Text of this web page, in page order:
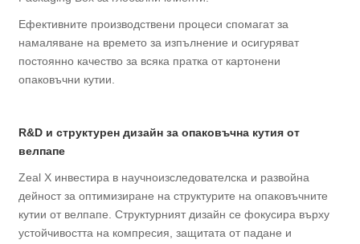
Ефективните производствени процеси спомагат за
намаляване на времето за изпълнение и осигуряват
постоянно качество за всяка пратка от картонени
опаковъчни кутии.
R&D и структурен дизайн за опаковъчна кутия от
велпапе
Zeal X инвестира в научноизследователска и развойна
дейност за оптимизиране на структурите на опаковъчните
кутии от велпапе. Структурният дизайн се фокусира върху
устойчивостта на компресия, защитата от падане и